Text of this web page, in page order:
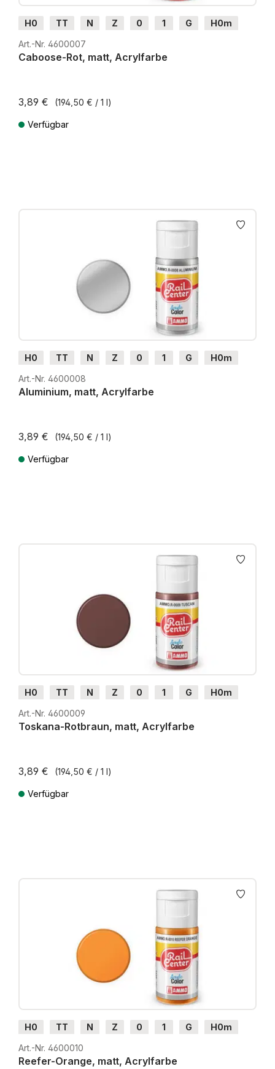
H0 TT N Z 0 1 G
H0m
H0e
Art.-Nr. 4600007
Caboose-Rot, matt, Acrylfarbe
3,89 € (194,50 € / 1 l)
Verfügbar
H0 TT N Z 0 1 G
H0m
H0e
Art.-Nr. 4600008
Aluminium, matt, Acrylfarbe
3,89 € (194,50 € / 1 l)
Verfügbar
H0 TT N Z 0 1 G
H0m
H0e
Art.-Nr. 4600009
Toskana-Rotbraun, matt, Acrylfarbe
3,89 € (194,50 € / 1 l)
Verfügbar
H0 TT N Z 0 1 G
H0m
H0e
Art.-Nr. 4600010
Reefer-Orange, matt, Acrylfarbe